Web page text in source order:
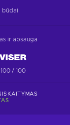
būdai
ir apsauga
/ 100